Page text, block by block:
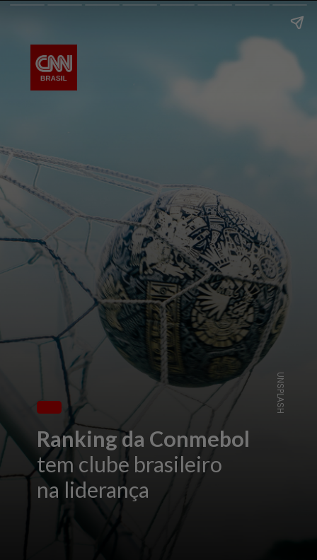
Ranking da Conmebol
tem clube brasileiro
na liderança
UNSPLASH